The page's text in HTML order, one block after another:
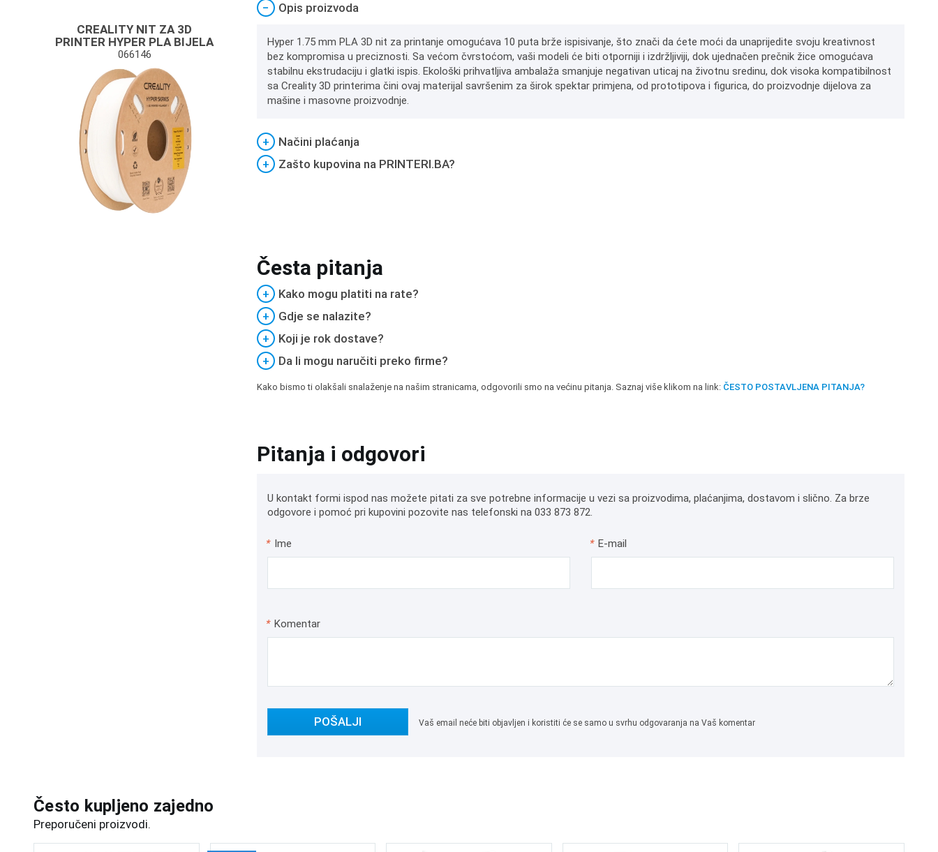
CREALITY NIT ZA 3D
PRINTER HYPER PLA BIJELA
066146
− Opis proizvoda
Hyper 1.75 mm PLA 3D nit za printanje omogućava 10 puta brže ispisivanje, što znači da ćete moći da unaprijedite svoju kreativnost
bez kompromisa u preciznosti. Sa većom čvrstoćom, vaši modeli će biti otporniji i izdržljiviji, dok ujednačen prečnik žice omogućava
stabilnu ekstrudaciju i glatki ispis. Ekološki prihvatljiva ambalaža smanjuje negativan uticaj na životnu sredinu, dok visoka kompatibilnost
sa Creality 3D printerima čini ovaj materijal savršenim za širok spektar primjena, od prototipova i figurica, do proizvodnje dijelova za
mašine i masovne proizvodnje.
+
Načini plaćanja
+
Zašto kupovina na PRINTERI.BA?
Česta pitanja
+
Kako mogu platiti na rate?
+
Gdje se nalazite?
+
Koji je rok dostave?
+
Da li mogu naručiti preko firme?
Kako bismo ti olakšali snalaženje na našim stranicama, odgovorili smo na većinu pitanja. Saznaj više klikom na link: ČESTO POSTAVLJENA PITANJA?
Pitanja i odgovori
U kontakt formi ispod nas možete pitati za sve potrebne informacije u vezi sa proizvodima, plaćanjima, dostavom i slično. Za brze
odgovore i pomoć pri kupovini pozovite nas telefonski na 033 873 872.
* Ime * E-mail
* Komentar
POŠALJI Vaš email neće biti objavljen i koristiti će se samo u svrhu odgovaranja na Vaš komentar
Često kupljeno zajedno
Preporučeni proizvodi.